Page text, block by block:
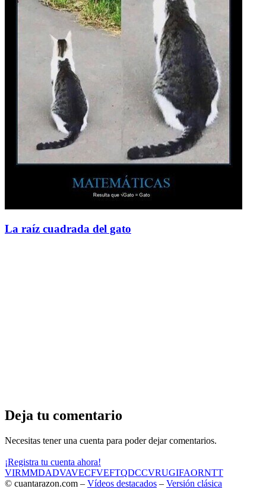
La raíz cuadrada del gato
Deja tu comentario
Necesitas tener una cuenta para poder dejar comentarios.
¡Registra tu cuenta ahora!
VIRMMDADVAVECFVEFTQDCCVRUGIFAORNTT
© cuantarazon.com – Vídeos destacados – Versión clásica